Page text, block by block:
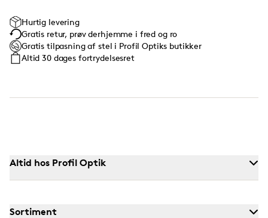
Hurtig levering
Gratis retur, prøv derhjemme i fred og ro
Gratis tilpasning af stel i Profil Optiks butikker
Altid 30 dages fortrydelsesret
Altid hos Profil Optik
Sortiment